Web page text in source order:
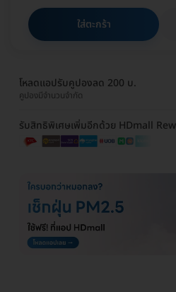
ใส่ตะกร้า
โหลดแอปรับคูปองลด 200 บ.
คูปองมีจำนวนจำกัด
รับสิทธิพิเศษเพิ่มอีกด้วย HDmall